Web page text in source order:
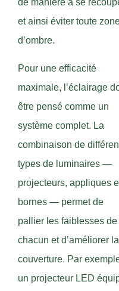
de manière à se
et ainsi éviter toute
d’ombre.
Pour une efficacité
maximale, l’éclairage
être pensé comme un
système complet. La
combinaison de
types de luminaires —
projecteurs, appliques
bornes — permet de
pallier les faiblesses de
chacun et d’améliorer la
couverture. Par
un projecteur LED